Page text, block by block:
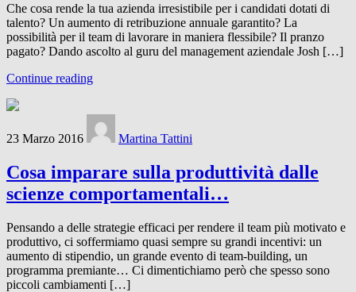
Che cosa rende la tua azienda irresistibile per i candidati dotati di
talento? Un aumento di retribuzione annuale garantito? La
possibilità per il team di lavorare in maniera flessibile? Il pranzo
pagato? Dando ascolto al guru del management aziendale Josh […]
Continue reading
23 Marzo 2016 Martina Tattini
Cosa imparare sulla produttività dalle
scienze comportamentali…
Pensando a delle strategie efficaci per rendere il team più motivato e
produttivo, ci soffermiamo quasi sempre su grandi incentivi: un
aumento di stipendio, un grande evento di team-building, un
programma premiante… Ci dimentichiamo però che spesso sono
piccoli cambiamenti […]